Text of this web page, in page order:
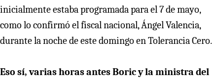
inicialmente estaba programada para el 7 de mayo,
como lo confirmó el fiscal nacional, Ángel Valencia,
durante la noche de este domingo en Tolerancia Cero.
Eso sí, varias horas antes Boric y la ministra del